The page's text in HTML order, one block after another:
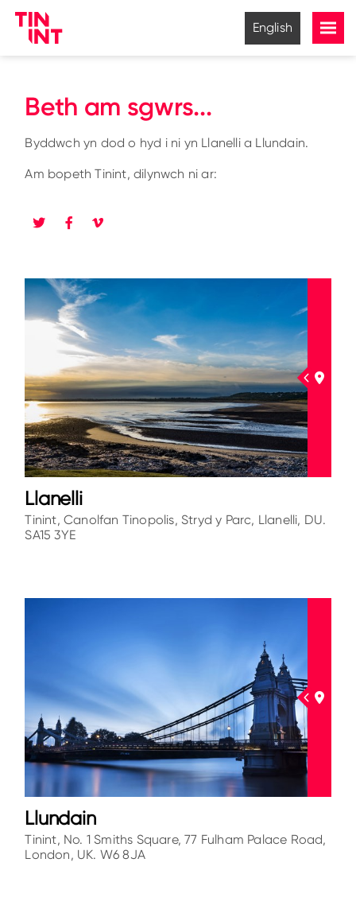
English
Beth am sgwrs...
Byddwch yn dod o hyd i ni yn Llanelli a Llundain.
Am bopeth Tinint, dilynwch ni ar:
Llanelli
Tinint, Canolfan Tinopolis, Stryd y Parc, Llanelli, DU.
SA15 3YE
Llundain
Tinint, No. 1 Smiths Square, 77 Fulham Palace Road,
London, UK. W6 8JA